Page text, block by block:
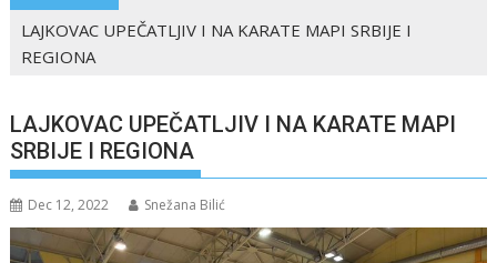
LAJKOVAC UPEČATLJIV I NA KARATE MAPI SRBIJE I
REGIONA
LAJKOVAC UPEČATLJIV I NA KARATE MAPI
SRBIJE I REGIONA
Dec 12, 2022 Snežana Bilić